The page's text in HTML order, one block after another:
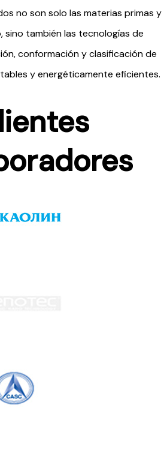
no son solo las materias primas y
sino también las tecnologías de
conformación y clasificación de
y energéticamente eficientes.